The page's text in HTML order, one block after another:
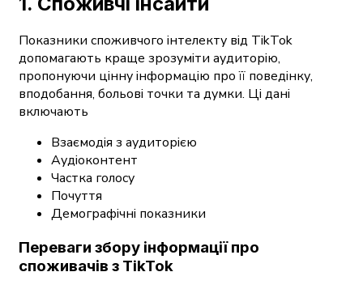
Показники споживчого інтелекту від TikTok
допомагають краще зрозуміти аудиторію,
пропонуючи цінну інформацію про її поведінку,
вподобання, больові точки та думки. Ці дані
включають
Взаємодія з аудиторією
Аудіоконтент
Частка голосу
Почуття
Демографічні показники
Переваги збору інформації про
споживачів з TikTok